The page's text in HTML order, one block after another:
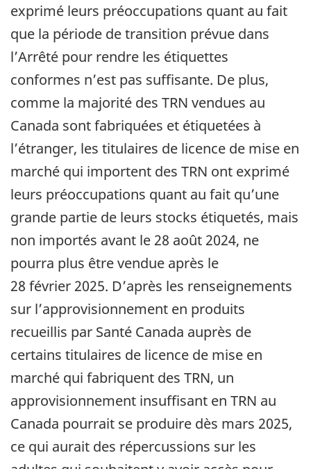
exprimé leurs préoccupations quant au fait
que la période de transition prévue dans
l’Arrêté pour rendre les étiquettes
conformes n’est pas suffisante. De plus,
comme la majorité des TRN vendues au
Canada sont fabriquées et étiquetées à
l’étranger, les titulaires de licence de mise en
marché qui importent des TRN ont exprimé
leurs préoccupations quant au fait qu’une
grande partie de leurs stocks étiquetés, mais
non importés avant le 28 août 2024, ne
pourra plus être vendue après le
28 février 2025. D’après les renseignements
sur l’approvisionnement en produits
recueillis par Santé Canada auprès de
certains titulaires de licence de mise en
marché qui fabriquent des TRN, un
approvisionnement insuffisant en TRN au
Canada pourrait se produire dès mars 2025,
ce qui aurait des répercussions sur les